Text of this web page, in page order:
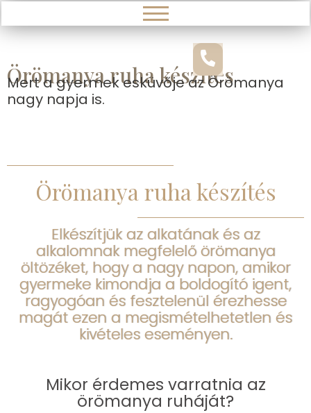
Örömanya ruha készítés
Mert a gyermek esküvője az Örömanya
nagy napja is.
Örömanya ruha készítés
Elkészítjük az alkatának és az
alkalomnak megfelelő örömanya
öltözéket, hogy a nagy napon, amikor
gyermeke kimondja a boldogító igent,
ragyogóan és fesztelenül érezhesse
magát ezen a megismételhetetlen és
kivételes eseményen.
Mikor érdemes varratnia az
örömanya ruháját?